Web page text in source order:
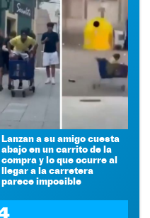
Lanzan a su amigo cuesta
abajo en un carrito de la
compra y lo que ocurre al
llegar a la carretera
parece imposible